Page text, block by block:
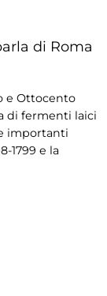
di Roma
e Ottocento
di fermenti laici
importanti
1799 e la